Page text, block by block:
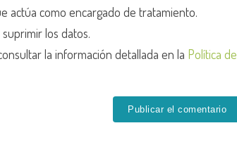
actúa como encargado de tratamiento.
los datos.
la información detallada en la Política de